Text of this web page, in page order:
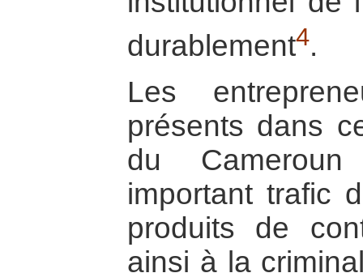
durablement4.
Les
présents dans
du
important trafic
produits de
ainsi à la